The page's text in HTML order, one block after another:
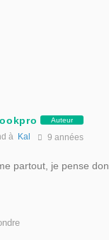
Auteur
à Kal 9 années
partout, je pense